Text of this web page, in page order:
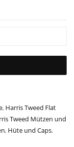
, Harris Tweed Flat
Tweed Mützen und
, Hüte und Caps,